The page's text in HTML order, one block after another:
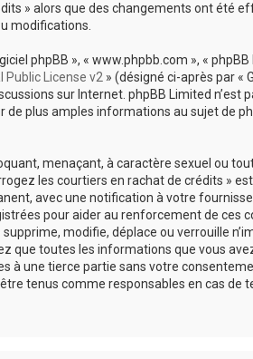
» alors que des changements ont été
modifications.
phpBB », « www.phpbb.com », « phpBB
Public License v2 » (désigné ci-après par «
sur Internet. phpBB Limited n’est
de plus amples informations au sujet de
menaçant, à caractère sexuel ou
les courtiers en rachat de crédits »
avec une notification à votre
pour aider au renforcement de ces
modifie, déplace ou verrouille
que toutes les informations que vous
à une tierce partie sans votre
tenus comme responsables en cas de